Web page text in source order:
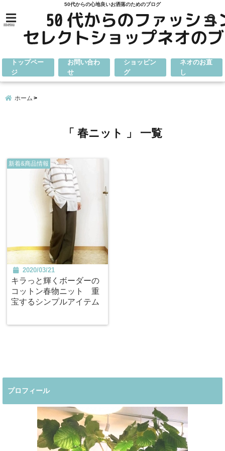
50代からの心地良いお洒落のためのブログ
menu
トップペー
ジ
お問い合わ
せ
ショッピン
グ
ネオのお直
し
ホーム
「 春ニット 」 一覧
新着&商品情報
2020/03/21
キラっと輝くボーダーの
コットン春物ニット 重
宝するシンプルアイテム
プロフィール